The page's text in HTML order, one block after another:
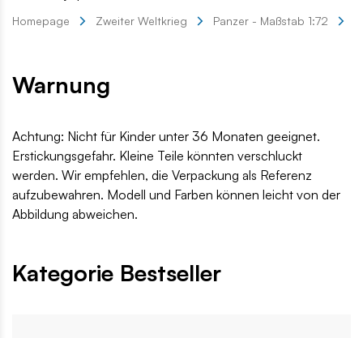
Homepage Zweiter Weltkrieg Panzer - Maßstab 1:72
Warnung
Achtung: Nicht für Kinder unter 36 Monaten geeignet.
Erstickungsgefahr. Kleine Teile könnten verschluckt
werden. Wir empfehlen, die Verpackung als Referenz
aufzubewahren. Modell und Farben können leicht von der
Abbildung abweichen.
Kategorie Bestseller